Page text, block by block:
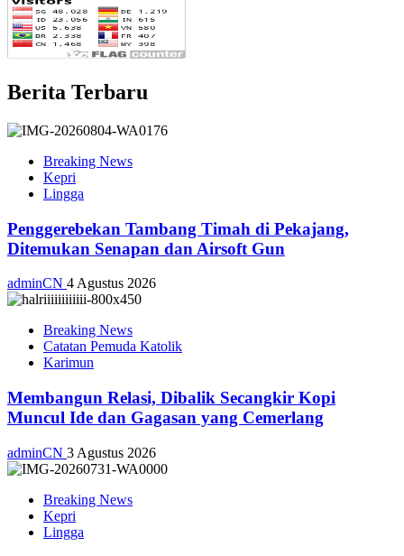
Berita Terbaru
Breaking News
Kepri
Lingga
Penggerebekan Tambang Timah di Pekajang,
Ditemukan Senapan dan Airsoft Gun
adminCN 4 Agustus 2026
Breaking News
Catatan Pemuda Katolik
Karimun
Membangun Relasi, Dibalik Secangkir Kopi
Muncul Ide dan Gagasan yang Cemerlang
adminCN 3 Agustus 2026
Breaking News
Kepri
Lingga